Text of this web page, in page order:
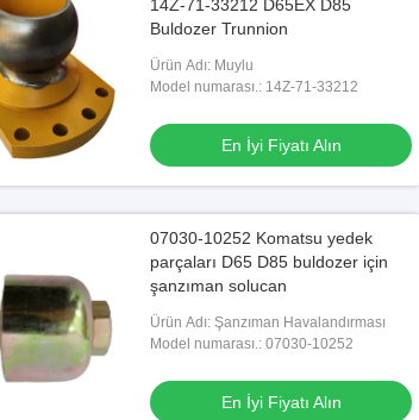
için orijinal
14Z-71-33212 D65EX D85
Buldozer Trunnion
Ürün Adı: Muylu
Model numarası.: 14Z-71-33212
En İyi Fiyatı Alın
07030-10252 Komatsu yedek
parçaları D65 D85 buldozer için
şanzıman solucan
Ürün Adı: Şanzıman Havalandırması
Model numarası.: 07030-10252
En İyi Fiyatı Alın